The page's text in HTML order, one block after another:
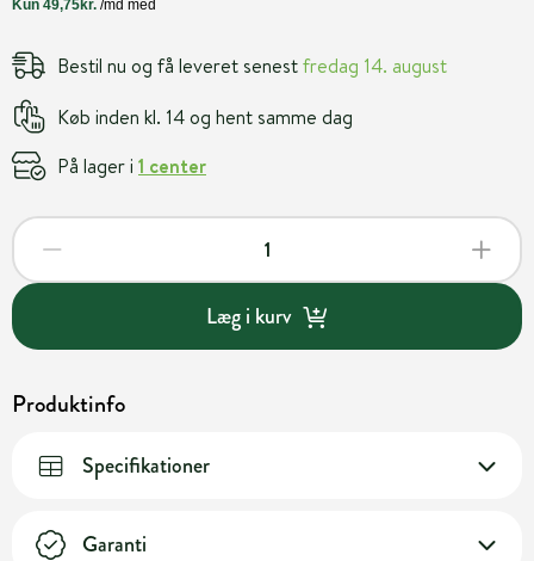
Bestil nu og få leveret senestfredag 14. august
Køb inden kl. 14 og hent samme dag
På lager i 1 center
Læg i kurv
Produktinfo
Specifikationer
Garanti